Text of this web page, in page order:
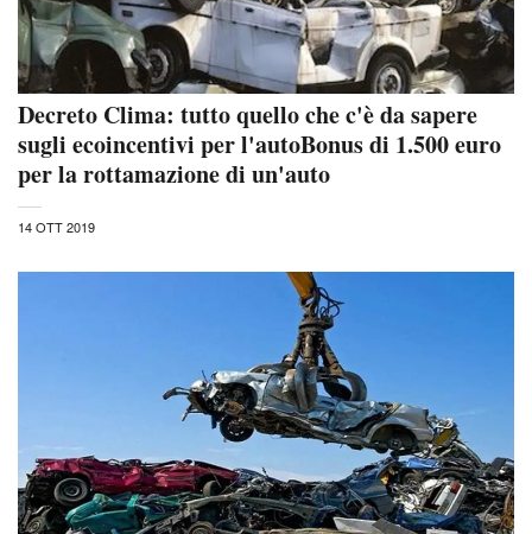
Decreto Clima: tutto quello che c'è da sapere
sugli ecoincentivi per l'autoBonus di 1.500 euro
per la rottamazione di un'auto
14 OTT 2019